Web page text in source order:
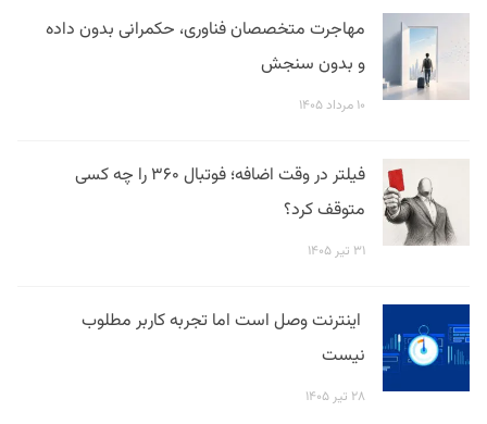
مهاجرت متخصصان فناوری، حکمرانی بدون داده
و بدون سنجش
۱۰ مرداد ۱۴۰۵
فیلتر در وقت اضافه؛ فوتبال ۳۶۰ را چه کسی
متوقف کرد؟
۳۱ تیر ۱۴۰۵
اینترنت وصل است اما تجربه کاربر مطلوب
نیست
۲۸ تیر ۱۴۰۵